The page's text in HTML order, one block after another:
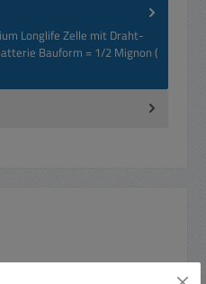
Longlife Zelle mit Draht-
Bauform = 1/2 Mignon (